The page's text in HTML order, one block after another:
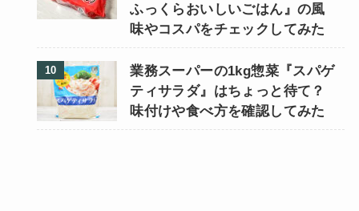
ふっくらおいしいごはん』の風
味やコスパをチェックしてみた
業務スーパーの1kg惣菜『スパゲ
ティサラダ』はちょっと待て？
味付けや食べ方を確認してみた